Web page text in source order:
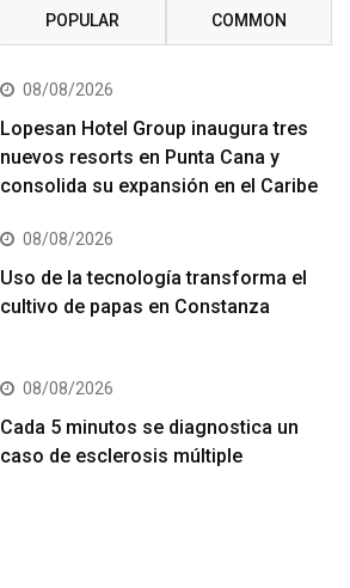
POPULAR COMMON
08/08/2026
Lopesan Hotel Group inaugura tres
nuevos resorts en Punta Cana y
consolida su expansión en el Caribe
08/08/2026
Uso de la tecnología transforma el
cultivo de papas en Constanza
08/08/2026
Cada 5 minutos se diagnostica un
caso de esclerosis múltiple